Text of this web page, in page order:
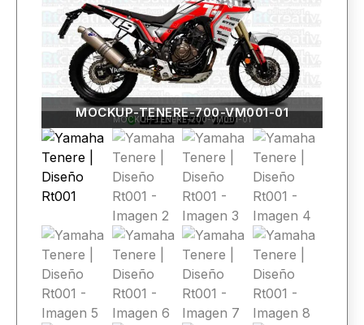
MOCKUP-TENERE-700-VM001-01
MOCKUP-TENERE-700-VM001-01